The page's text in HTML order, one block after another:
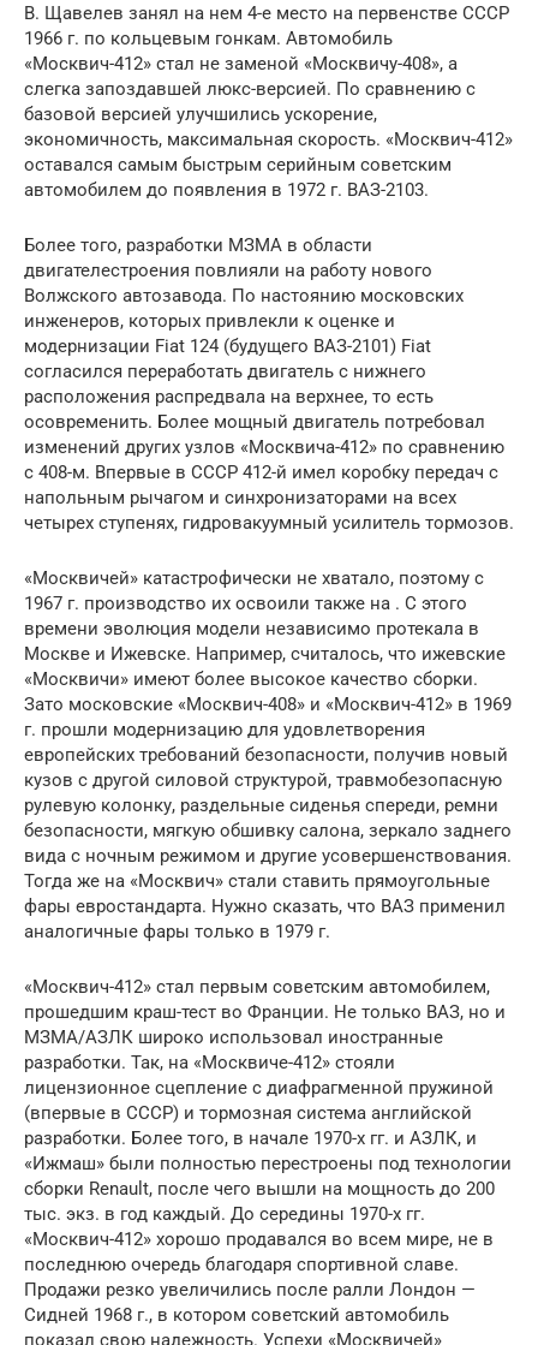
В. Щавелев занял на нем 4-е место на первенстве СССР
1966 г. по кольцевым гонкам. Автомобиль
«Москвич-412» стал не заменой «Москвичу-408», а
слегка запоздавшей люкс-версией. По сравнению с
базовой версией улучшились ускорение,
экономичность, максимальная скорость. «Москвич-412»
оставался самым быстрым серийным советским
автомобилем до появления в 1972 г. ВАЗ-2103.
Более того, разработки МЗМА в области
двигателестроения повлияли на работу нового
Волжского автозавода. По настоянию московских
инженеров, которых привлекли к оценке и
модернизации Fiat 124 (будущего ВАЗ-2101) Fiat
согласился переработать двигатель с нижнего
расположения распредвала на верхнее, то есть
осовременить. Более мощный двигатель потребовал
изменений других узлов «Москвича-412» по сравнению
с 408-м. Впервые в СССР 412-й имел коробку передач с
напольным рычагом и синхронизаторами на всех
четырех ступенях, гидровакуумный усилитель тормозов.
«Москвичей» катастрофически не хватало, поэтому с
1967 г. производство их освоили также на . С этого
времени эволюция модели независимо протекала в
Москве и Ижевске. Например, считалось, что ижевские
«Москвичи» имеют более высокое качество сборки.
Зато московские «Москвич-408» и «Москвич-412» в 1969
г. прошли модернизацию для удовлетворения
европейских требований безопасности, получив новый
кузов с другой силовой структурой, травмобезопасную
рулевую колонку, раздельные сиденья спереди, ремни
безопасности, мягкую обшивку салона, зеркало заднего
вида с ночным режимом и другие усовершенствования.
Тогда же на «Москвич» стали ставить прямоугольные
фары евростандарта. Нужно сказать, что ВАЗ применил
аналогичные фары только в 1979 г.
«Москвич-412» стал первым советским автомобилем,
прошедшим краш-тест во Франции. Не только ВАЗ, но и
МЗМА/АЗЛК широко использовал иностранные
разработки. Так, на «Москвиче-412» стояли
лицензионное сцепление с диафрагменной пружиной
(впервые в СССР) и тормозная система английской
разработки. Более того, в начале 1970-х гг. и АЗЛК, и
«Ижмаш» были полностью перестроены под технологии
сборки Renault, после чего вышли на мощность до 200
тыс. экз. в год каждый. До середины 1970-х гг.
«Москвич-412» хорошо продавался во всем мире, не в
последнюю очередь благодаря спортивной славе.
Продажи резко увеличились после ралли Лондон —
Сидней 1968 г., в котором советский автомобиль
показал свою надежность. Успехи «Москвичей»